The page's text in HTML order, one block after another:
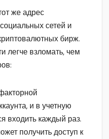
же адрес
сетей и
бирж.
легче взломать, чем
и в учетную
входить каждый раз.
получить доступ к